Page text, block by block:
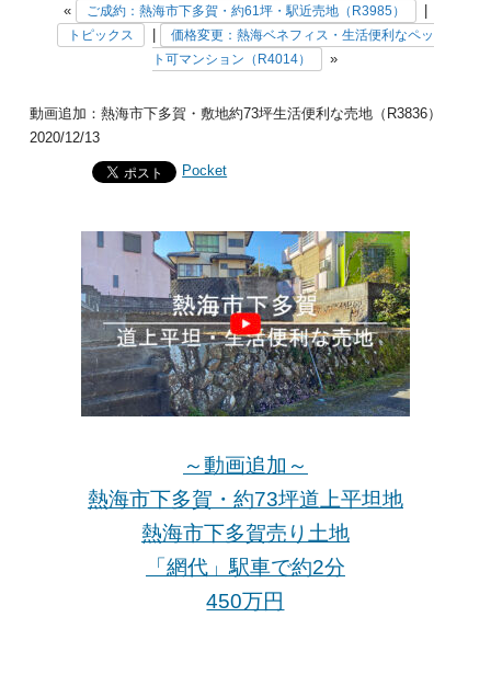
« ご成約：熱海市下多賀・約61坪・駅近売地（R3985）
トピックス
価格変更：熱海ベネフィス・生活便利なペッ
ト可マンション（R4014）
»
動画追加：熱海市下多賀・敷地約73坪生活便利な売地（R3836）
2020/12/13
Pocket
～動画追加～
熱海市下多賀・約73坪道上平坦地
熱海市下多賀売り土地
「網代」駅車で約2分
450万円